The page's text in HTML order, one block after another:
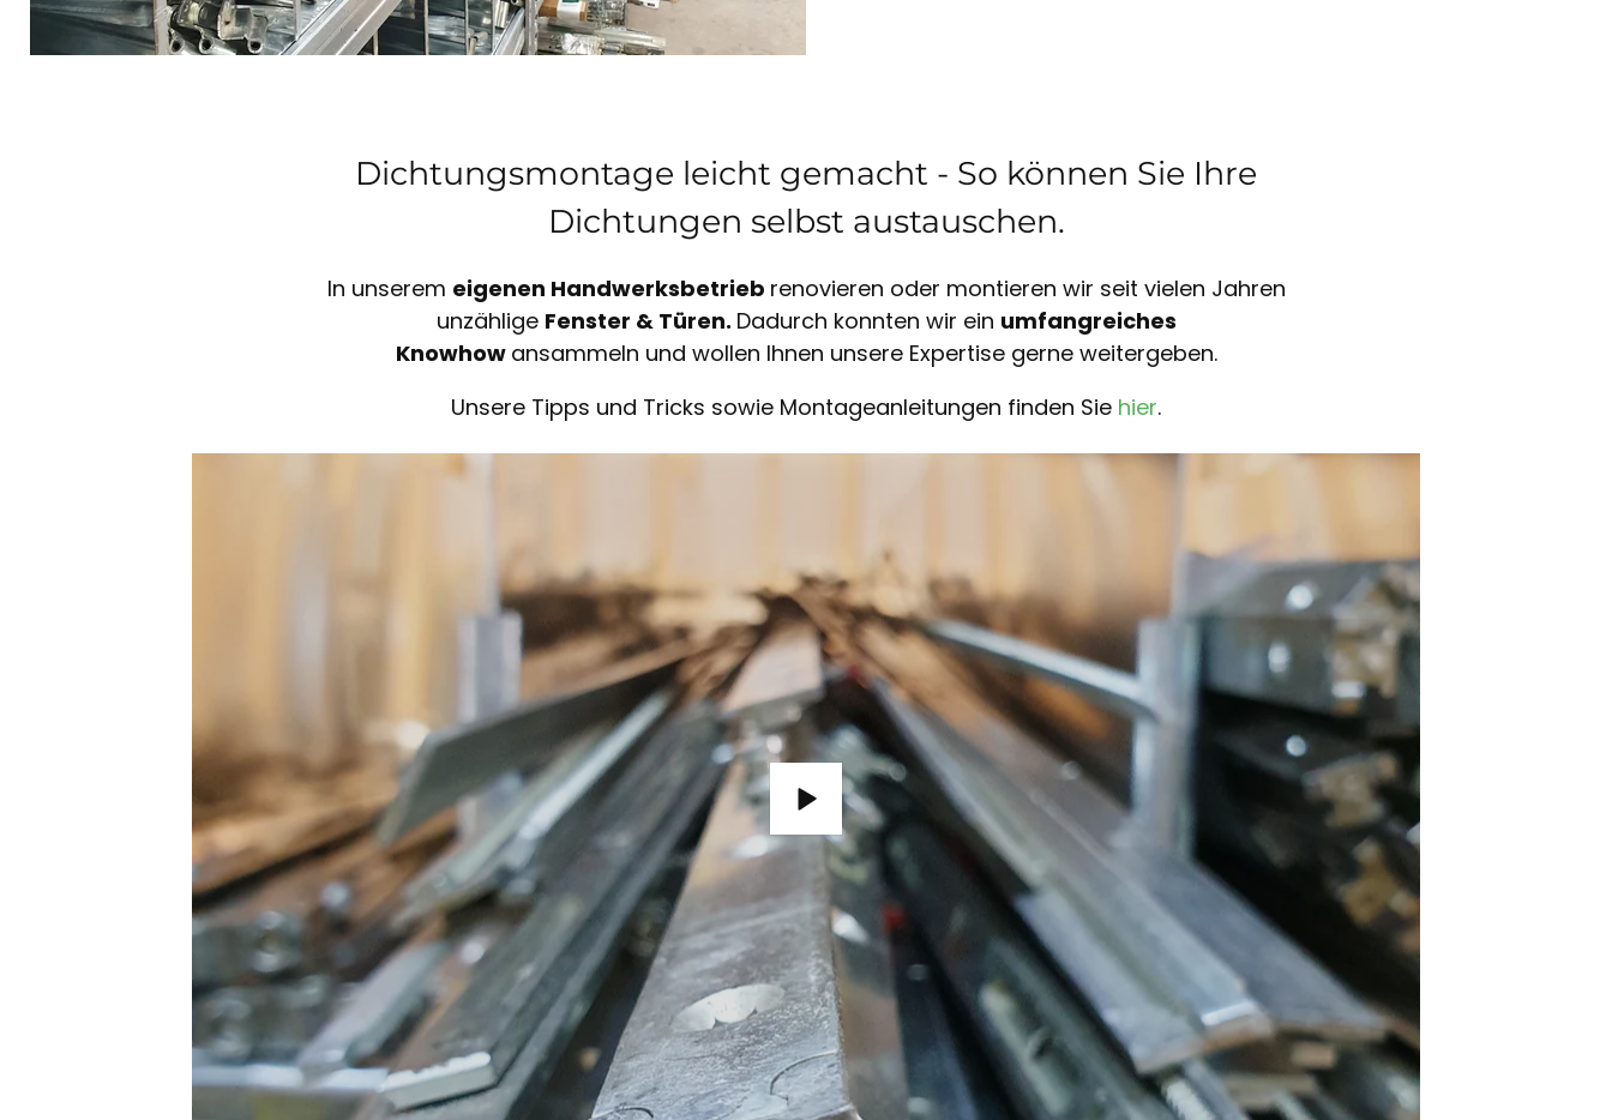
Dichtungsmontage leicht gemacht - So können Sie Ihre
Dichtungen selbst austauschen.
In unserem eigenen Handwerksbetrieb renovieren oder montieren wir seit vielen Jahren
unzählige Fenster & Türen. Dadurch konnten wir ein umfangreiches
Knowhow ansammeln und wollen Ihnen unsere Expertise gerne weitergeben.
Unsere Tipps und Tricks sowie Montageanleitungen finden Sie hier.